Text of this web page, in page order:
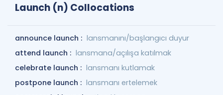
Launch (n) Collocations
announce launch : lansmanını/başlangıcı duyur
attend launch : lansmana/açılışa katılmak
celebrate launch : lansmanı kutlamak
postpone launch : lansmanı ertelemek